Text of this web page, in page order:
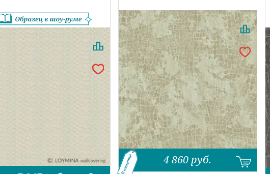
4 860 руб.
В наличии